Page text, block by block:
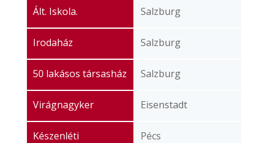
Ált. Iskola.
Irodaház
50 lakásos társasház
Virágnagyker
Készenléti
Salzburg
Salzburg
Salzburg
Eisenstadt
Pécs